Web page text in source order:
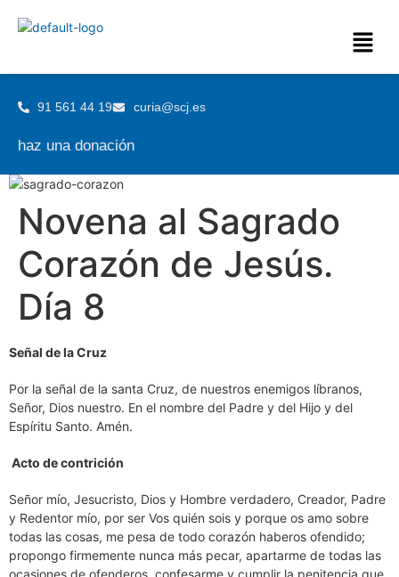
91 561 44 19 curia@scj.es
haz una donación
Novena al Sagrado
Corazón de Jesús.
Día 8
Señal de la Cruz
Por la señal de la santa Cruz, de nuestros enemigos líbranos,
Señor, Dios nuestro. En el nombre del Padre y del Hijo y del
Espíritu Santo. Amén.
Acto de contrición
Señor mío, Jesucristo, Dios y Hombre verdadero, Creador, Padre
y Redentor mío, por ser Vos quién sois y porque os amo sobre
todas las cosas, me pesa de todo corazón haberos ofendido;
propongo firmemente nunca más pecar, apartarme de todas las
ocasiones de ofenderos, confesarme y cumplir la penitencia que